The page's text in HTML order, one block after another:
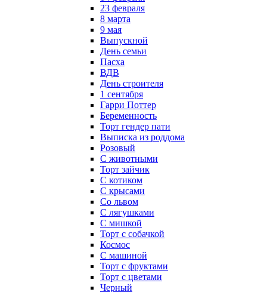
23 февраля
8 марта
9 мая
Выпускной
День семьи
Пасха
ВДВ
День строителя
1 сентября
Гарри Поттер
Беременность
Торт гендер пати
Выписка из роддома
Розовый
С животными
Торт зайчик
С котиком
С крысами
Со львом
С лягушками
С мишкой
Торт с собачкой
Космос
С машиной
Торт с фруктами
Торт с цветами
Черный